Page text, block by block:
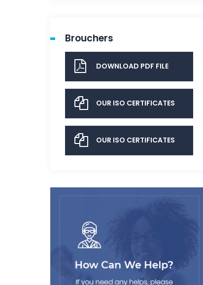
Brouchers
DOWNLOAD PDF FILE
OUR ISO CERTIFICATES
OUR ISO CERTIFICATES